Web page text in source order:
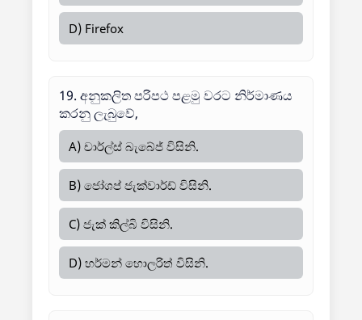
D) Firefox
19. අනුකලිත පරිපථ පළමු වරට නිර්මාණය
කරනු ලැබුවේ,
A) චාර්ල්ස් බැබේජ් විසිනි.
B) ජෝශප් ජැක්වාර්ඩ් විසිනි.
C) ජැක් කිල්බි විසිනි.
D) හර්මන් හොලරිත් විසිනි.